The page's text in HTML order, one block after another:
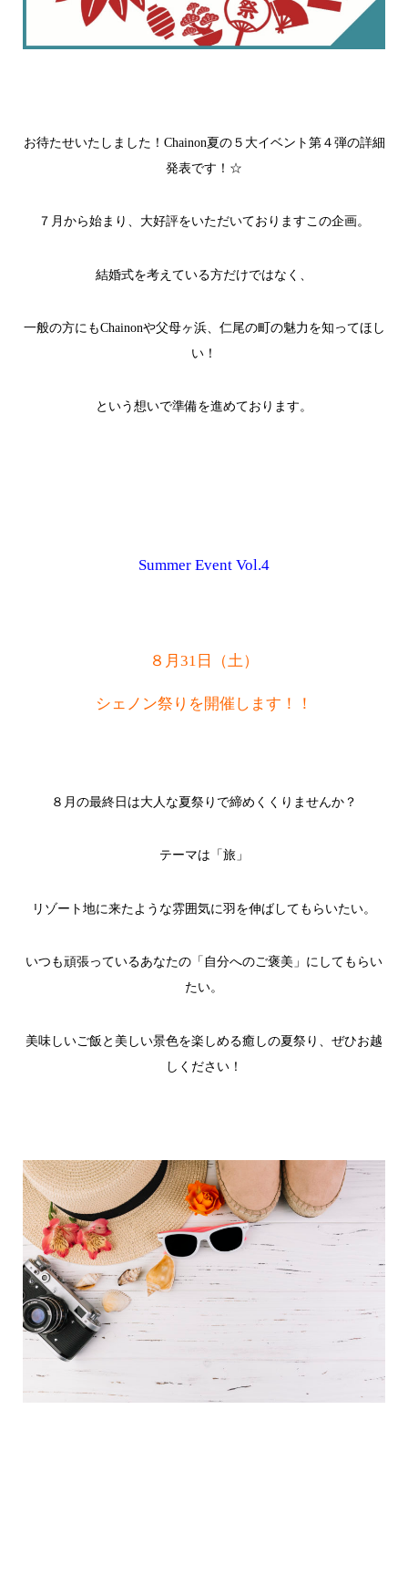
お待たせいたしました！Chainon夏の５大イベント第４弾の詳細
発表です！☆
７月から始まり、大好評をいただいておりますこの企画。
結婚式を考えている方だけではなく、
一般の方にもChainonや父母ヶ浜、仁尾の町の魅力を知ってほし
い！
という想いで準備を進めております。
Summer Event Vol.4
８月31日（土）
シェノン祭りを開催します！！
８月の最終日は大人な夏祭りで締めくくりませんか？
テーマは「旅」
リゾート地に来たような雰囲気に羽を伸ばしてもらいたい。
いつも頑張っているあなたの「自分へのご褒美」にしてもらい
たい。
美味しいご飯と美しい景色を楽しめる癒しの夏祭り、ぜひお越
しください！